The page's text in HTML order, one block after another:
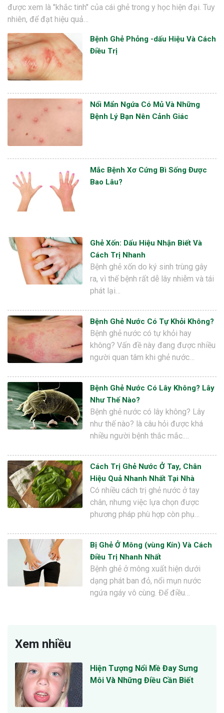
được xem là "khắc tinh" của cái ghẻ trong y học hiện đại. Tuy
nhiên, để đạt hiệu quả…
Bệnh Ghẻ Phỏng -dấu Hiệu Và Cách
Điều Trị
Nổi Mẩn Ngứa Có Mủ Và Những
Bệnh Lý Bạn Nên Cảnh Giác
Mắc Bệnh Xơ Cứng Bì Sống Được
Bao Lâu?
Ghẻ Xốn: Dấu Hiệu Nhận Biết Và
Cách Trị Nhanh
Bệnh ghẻ xốn do ký sinh trùng gây
ra, vì thế bệnh rất dễ lây nhiễm và tái
phát lại…
Bệnh Ghẻ Nước Có Tự Khỏi Không?
Bệnh ghẻ nước có tự khỏi hay
không? Vấn đề này đang được nhiều
người quan tâm khi ghẻ nước…
Bệnh Ghẻ Nước Có Lây Không? Lây
Như Thế Nào?
Bệnh ghẻ nước có lây không? Lây
như thế nào? là câu hỏi được khá
nhiều người bệnh thắc mắc.…
Cách Trị Ghẻ Nước Ở Tay, Chân
Hiệu Quả Nhanh Nhất Tại Nhà
Có nhiều cách trị ghẻ nước ở tay
chân, nhưng việc lựa chọn được
phương pháp phù hợp còn phụ…
Bị Ghẻ Ở Mông (vùng Kín) Và Cách
Điều Trị Nhanh Nhất
Bệnh ghẻ ở mông xuất hiện dưới
dạng phát ban đỏ, nổi mụn nước
ngứa ngáy vô cùng. Để điều…
Xem nhiều
Hiện Tượng Nổi Mề Đay Sưng
Môi Và Những Điều Cần Biết